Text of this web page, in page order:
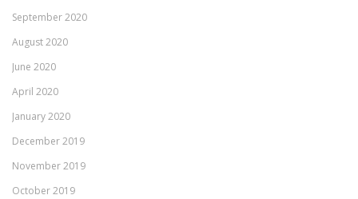
September 2020
August 2020
June 2020
April 2020
January 2020
December 2019
November 2019
October 2019